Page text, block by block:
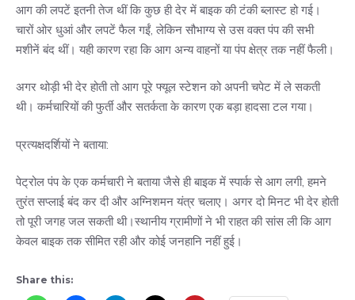
आग की लपटें इतनी तेज थीं कि कुछ ही देर में बाइक की टंकी ब्लास्ट हो गई।
चारों ओर धुआं और लपटें फैल गईं, लेकिन सौभाग्य से उस वक्त पंप की सभी
मशीनें बंद थीं। यही कारण रहा कि आग अन्य वाहनों या पंप क्षेत्र तक नहीं फैली।
अगर थोड़ी भी देर होती तो आग पूरे फ्यूल स्टेशन को अपनी चपेट में ले सकती
थी। कर्मचारियों की फुर्ती और सतर्कता के कारण एक बड़ा हादसा टल गया।
प्रत्यक्षदर्शियों ने बताया:
पेट्रोल पंप के एक कर्मचारी ने बताया जैसे ही बाइक में स्पार्क से आग लगी, हमने
तुरंत सप्लाई बंद कर दी और अग्निशमन यंत्र चलाए। अगर दो मिनट भी देर होती
तो पूरी जगह जल सकती थी।स्थानीय ग्रामीणों ने भी राहत की सांस ली कि आग
केवल बाइक तक सीमित रही और कोई जनहानि नहीं हुई।
Share this: